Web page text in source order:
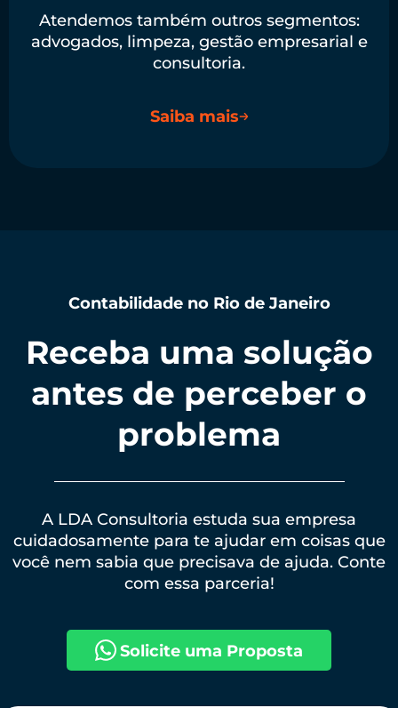
Atendemos também outros segmentos:
advogados, limpeza, gestão empresarial e
consultoria.
Saiba mais
Contabilidade no Rio de Janeiro
Receba uma solução
antes de perceber o
problema
A LDA Consultoria estuda sua empresa
cuidadosamente para te ajudar em coisas que
você nem sabia que precisava de ajuda. Conte
com essa parceria!
Solicite uma Proposta